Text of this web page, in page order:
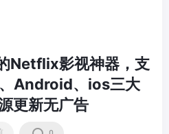
Netflix影视神器，支
Android、ios三大
更新无广告